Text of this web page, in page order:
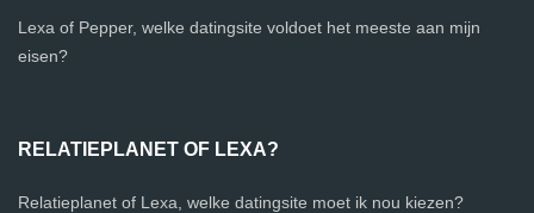
Lexa of Pepper, welke datingsite voldoet het meeste aan mijn
eisen?
RELATIEPLANET OF LEXA?
Relatieplanet of Lexa, welke datingsite moet ik nou kiezen?